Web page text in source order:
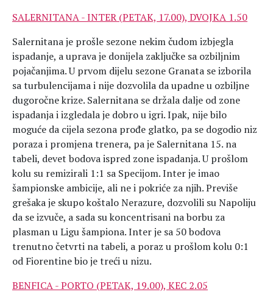
SALERNITANA - INTER (PETAK, 17.00), DVOJKA 1.50
Salernitana je prošle sezone nekim čudom izbjegla
ispadanje, a uprava je donijela zaključke sa ozbiljnim
pojačanjima. U prvom dijelu sezone Granata se izborila
sa turbulencijama i nije dozvolila da upadne u ozbiljne
dugoročne krize. Salernitana se držala dalje od zone
ispadanja i izgledala je dobro u igri. Ipak, nije bilo
moguće da cijela sezona prođe glatko, pa se dogodio niz
poraza i promjena trenera, pa je Salernitana 15. na
tabeli, devet bodova ispred zone ispadanja. U prošlom
kolu su remizirali 1:1 sa Specijom. Inter je imao
šampionske ambicije, ali ne i pokriće za njih. Previše
grešaka je skupo koštalo Nerazure, dozvolili su Napoliju
da se izvuče, a sada su koncentrisani na borbu za
plasman u Ligu šampiona. Inter je sa 50 bodova
trenutno četvrti na tabeli, a poraz u prošlom kolu 0:1
od Fiorentine bio je treći u nizu.
BENFICA - PORTO (PETAK, 19.00), KEC 2.05